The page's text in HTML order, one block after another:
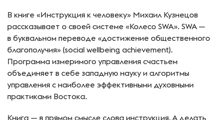
В книге «Инструкция к человеку» Михаил Кузнецов
рассказывает о своей системе «Колесо SWA». SWA —
в буквальном переводе «достижение общественного
благополучия» (social wellbeing achievement).
Программа измеримого управления счастьем
объединяет в себе западную науку и алгоритмы
управления с наиболее эффективными духовными
практиками Востока.
Книга — в прямом смысле слова инструкция. А делать